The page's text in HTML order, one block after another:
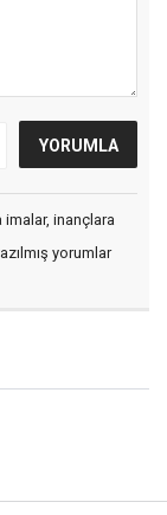
inançlara
yorumlar